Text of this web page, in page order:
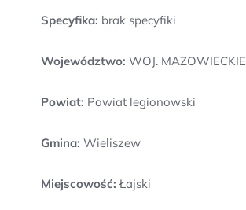
Specyfika: brak specyfiki
Województwo: WOJ. MAZOWIECKIE
Powiat: Powiat legionowski
Gmina: Wieliszew
Miejscowość: Łajski